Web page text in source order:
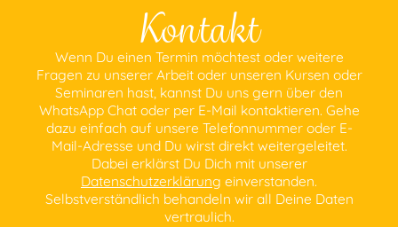
Kontakt
Wenn Du einen Termin möchtest oder weitere
Fragen zu unserer Arbeit oder unseren Kursen oder
Seminaren hast, kannst Du uns gern über den
WhatsApp Chat oder per E-Mail kontaktieren. Gehe
dazu einfach auf unsere Telefonnummer oder E-
Mail-Adresse und Du wirst direkt weitergeleitet.
Dabei erklärst Du Dich mit unserer
Datenschutzerklärung einverstanden.
Selbstverständlich behandeln wir all Deine Daten
vertraulich.